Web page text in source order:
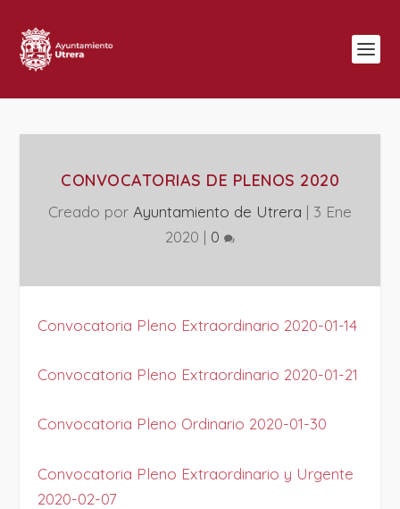
CONVOCATORIAS DE PLENOS 2020
Creado por Ayuntamiento de Utrera | 3 Ene
2020 | 0
Convocatoria Pleno Extraordinario 2020-01-14
Convocatoria Pleno Extraordinario 2020-01-21
Convocatoria Pleno Ordinario 2020-01-30
Convocatoria Pleno Extraordinario y Urgente
2020-02-07